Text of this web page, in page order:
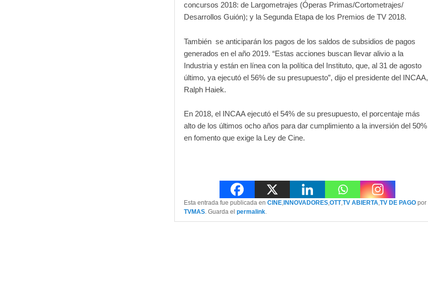
concursos 2018: de Largometrajes (Óperas Primas/Cortometrajes/
Desarrollos Guión); y la Segunda Etapa de los Premios de TV 2018.
También se anticiparán los pagos de los saldos de subsidios de pagos
generados en el año 2019. “Estas acciones buscan llevar alivio a la
Industria y están en línea con la política del Instituto, que, al 31 de agosto
último, ya ejecutó el 56% de su presupuesto”, dijo el presidente del INCAA,
Ralph Haiek.
En 2018, el INCAA ejecutó el 54% de su presupuesto, el porcentaje más
alto de los últimos ocho años para dar cumplimiento a la inversión del 50%
en fomento que exige la Ley de Cine.
Esta entrada fue publicada en CINE INNOVADORES OTT,TV ABIERTA TV DE PAGO por
TVMAS . Guarda el permalink